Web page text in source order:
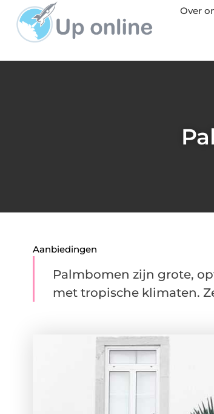
Over
Aanbiedingen
Palmbomen zijn grote,
met tropische klimaten.